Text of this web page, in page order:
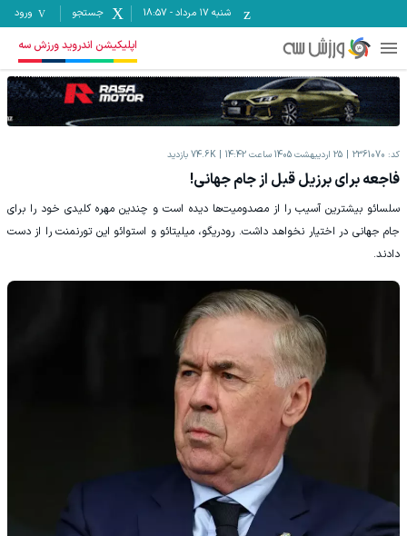
شنبه ۱۷ مرداد -
18:57 جستجو ورود
اپلیکیشن اندروید ورزش سه
کد: 2361070 25 اردیبهشت 1405 ساعت 14:42 74.6K بازدید
فاجعه برای برزیل قبل از جام جهانی!
سلسائو بیشترین آسیب را از مصدومیت‌ها دیده است و چندین مهره کلیدی خود را برای
جام جهانی در اختیار نخواهد داشت. رودریگو، میلیتائو و استوائو این تورنمنت را از دست
دادند.